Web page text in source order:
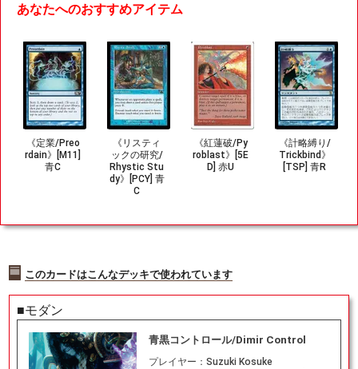
あなたへのおすすめアイテム
《定業/Preo
rdain》[M11]
青C
《リスティ
ックの研究/
Rhystic Stu
dy》[PCY] 青
C
《紅蓮破/Py
roblast》[5E
D] 赤U
《計略縛り/
Trickbind》
[TSP] 青R
このカードはこんなデッキで使われています
■モダン
青黒コントロール/Dimir Control
プレイヤー： Suzuki Kosuke